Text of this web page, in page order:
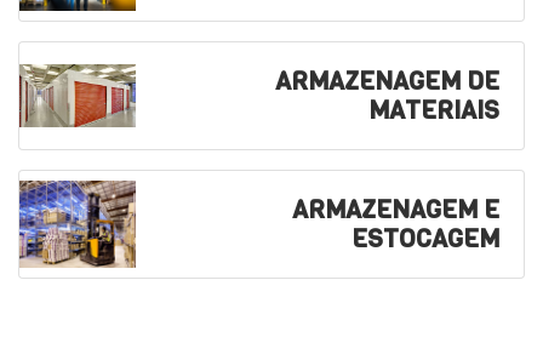
ARMAZENAGEM DE
MATERIAIS
ARMAZENAGEM E
ESTOCAGEM